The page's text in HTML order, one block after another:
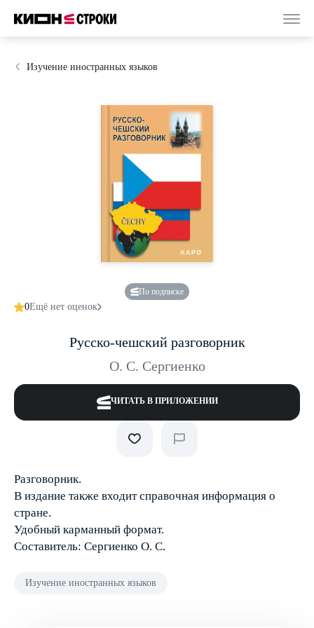
Изучение иностранных языков
По подписке
0Ещё нет оценок
Русско-чешский разговорник
О. С. Сергиенко
ЧИТАТЬ В ПРИЛОЖЕНИИ
Разговорник.
В издание также входит справочная информация о
стране.
Удобный карманный формат.
Составитель: Сергиенко О. С.
Изучение иностранных языков